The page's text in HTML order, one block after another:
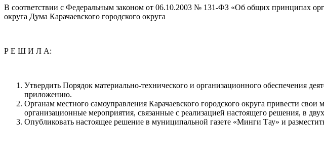
В соответствии с Федеральным законом от 06.10.2003 № 131-ФЗ «Об общих принципах
округа Дума Карачаевского городского округа
Р Е Ш И Л А:
Утвердить Порядок материально-технического и организационного обеспечения
приложению.
Органам местного самоуправления Карачаевского городского округа привести
организационные мероприятия, связанные с реализацией настоящего решения, в
Опубликовать настоящее решение в муниципальной газете «Минги Тау» и